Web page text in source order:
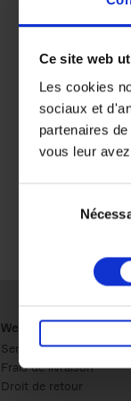
Ce site web
Les cookies
sociaux et
partenaires
vous leur
Webshop
Service clients
Frais de livraison
Droit de retour